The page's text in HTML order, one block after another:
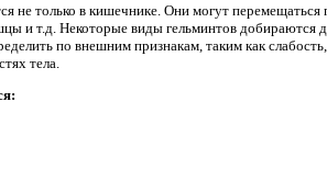
не только в кишечнике. Они могут перемещаться
и т.д. Некоторые виды гельминтов добираются
по внешним признакам, таким как
тела.